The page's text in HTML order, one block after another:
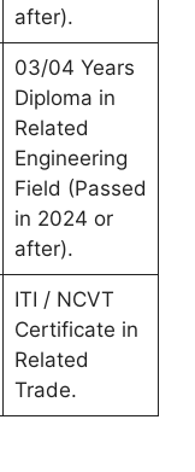
after).
03/04 Years
Diploma in
Related
Engineering
Field (Passed
in 2024 or
after).
ITI / NCVT
Certificate in
Related
Trade.